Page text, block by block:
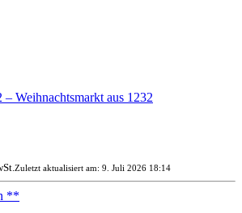
Weihnachtsmarkt aus 1232
Zuletzt aktualisiert am: 9. Juli 2026 18:14
**